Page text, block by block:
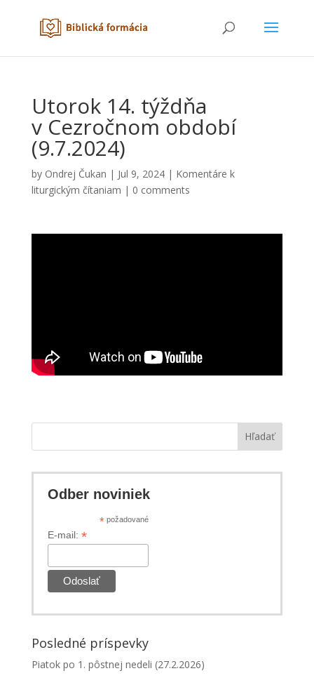
Utorok 14. týždňa
v Cezročnom období
(9.7.2024)
by Ondrej Čukan | Jul 9, 2024| Komentáre k
liturgickým čítaniam | 0 comments
Hľadať
Odber noviniek
*požadované
E-mail: *
Posledné príspevky
Piatok po 1. pôstnej nedeli (27.2.2026)